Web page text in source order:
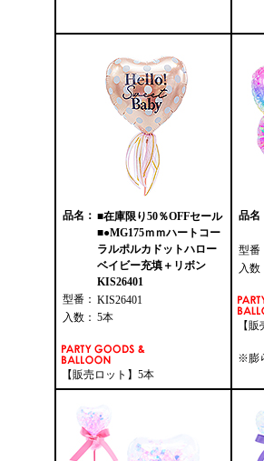
品名： ■在庫限り50％OFFセール
■●MG175ｍｍハートコー
ラルポルカドットハロー
ベイビー充填＋リボン
KIS26401
型番： KIS26401
入数： 5本
【販売ロット】5本
品名
型番
入数
【
※膨